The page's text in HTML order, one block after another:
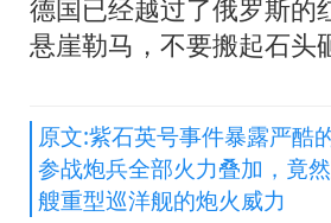
德国已经越过了俄罗斯的
悬崖勒马，不要搬起石头
原文:紫石英号事件暴露严酷
参战炮兵全部火力叠加，竟
艘重型巡洋舰的炮火威力